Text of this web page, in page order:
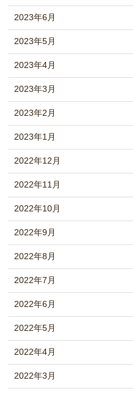
2023年6月
2023年5月
2023年4月
2023年3月
2023年2月
2023年1月
2022年12月
2022年11月
2022年10月
2022年9月
2022年8月
2022年7月
2022年6月
2022年5月
2022年4月
2022年3月